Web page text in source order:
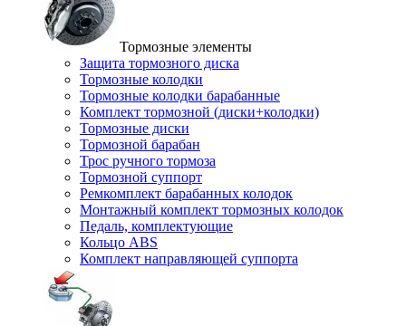
Тормозные элементы
Защита тормозного диска
Тормозные колодки
Тормозные колодки барабанные
Комплект тормозной (диски+колодки)
Тормозные диски
Тормозной барабан
Трос ручного тормоза
Тормозной суппорт
Ремкомплект барабанных колодок
Монтажный комплект тормозных колодок
Педаль, комплектующие
Кольцо ABS
Комплект направляющей суппорта